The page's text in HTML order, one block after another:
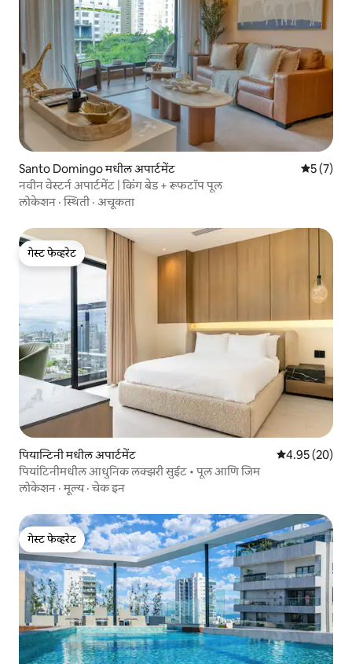
Santo Domingo मधील अपार्टमेंट 5 पैकी 5
5 (7)
नवीन वेस्टर्न अपार्टमेंट | किंग बेड + रूफटॉप पूल
लोकेशन ·स्थिती · अचूकता
गेस्ट फेव्हरेट
गेस्ट फेव्हरेट
पियान्टिनी मधील अपार्टमेंट 5 पैकी 4.95
4.95 (20)
पियांटिनीमधील आधुनिक लक्झरी सुईट • पूल आणि जिम
लोकेशन ·मूल्य·चेक इन
गेस्ट फेव्हरेट
गेस्ट फेव्हरेट